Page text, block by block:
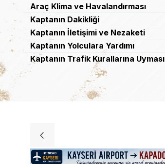
Araç Klima ve Havalandırması
Kaptanın Dakikliği
Kaptanın İletişimi ve Nezaketi
Kaptanın Yolculara Yardımı
Kaptanın Trafik Kurallarına Uyması